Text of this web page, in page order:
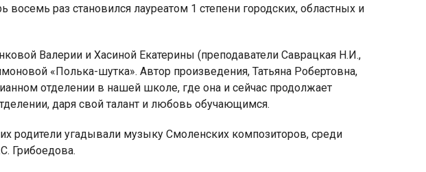
восемь раз становился лауреатом 1 степени городских, областных и
Валерии и Хасиной Екатерины (преподаватели Саврацкая Н.И.,
«Полька-шутка». Автор произведения, Татьяна Робертовна,
отделении в нашей школе, где она и сейчас продолжает
даря свой талант и любовь обучающимся.
родители угадывали музыку Смоленских композиторов, среди
Грибоедова.